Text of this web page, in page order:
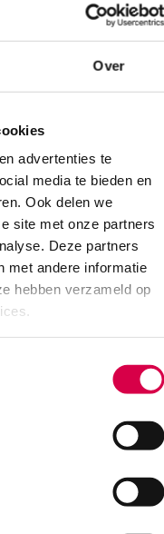
Over
advertenties te
media te bieden en
Ook delen we
site met onze partners
Deze partners
met andere informatie
hebben verzameld op
t/m vrijdag van